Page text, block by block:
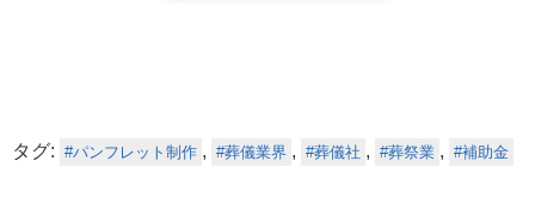
タグ: パンフレット制作 , 葬儀業界 , 葬儀社 , 葬祭業 , 補助金